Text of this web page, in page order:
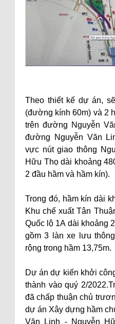
Theo thiết kế dự án,
(đường kính 60m) và 2
trên đường Nguyễn
đường Nguyễn Văn
vực nút giao thông
Hữu Thọ dài khoảng
2 đầu hầm và hầm kín).
Trong đó, hầm kín dài
Khu chế xuất Tân
Quốc lộ 1A dài khoảng
gồm 3 làn xe lưu
rộng trong hầm 13,75m.
Dự án dự kiến khởi
thành vào quý 2/
đã chấp thuận chủ
dự án Xây dựng hầm
Văn Linh - Nguyễn